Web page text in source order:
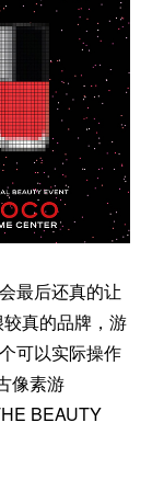
最后还真的让
真的品牌，游
可以实际操作
像素游
BEAUTY